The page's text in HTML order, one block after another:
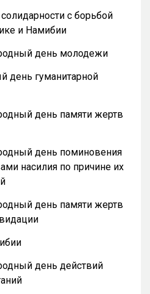
с борьбой
и Намибии
день молодежи
день гуманитарной
день памяти жертв
день поминовения
насилия по причине их
день памяти жертв
день действий